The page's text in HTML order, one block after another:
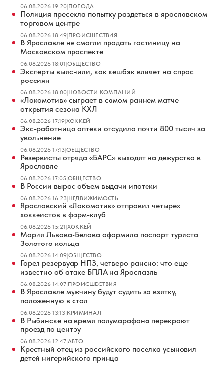
06.08.2026 19:20|ПОГОДА
Полиция пресекла попытку раздеться в ярославском
торговом центре
06.08.2026 18:49|ПРОИСШЕСТВИЯ
В Ярославле не смогли продать гостиницу на
Московском проспекте
06.08.2026 18:01|ОБЩЕСТВО
Эксперты выяснили, как кешбэк влияет на спрос
россиян
06.08.2026 18:00|НОВОСТИ КОМПАНИЙ
«Локомотив» сыграет в самом раннем матче
открытия сезона КХЛ
06.08.2026 17:19|ХОККЕЙ
Экс-работница аптеки отсудила почти 800 тысяч за
увольнение
06.08.2026 17:13|ОБЩЕСТВО
Резервисты отряда «БАРС» выходят на дежурство в
Ярославле
06.08.2026 17:05|ОБЩЕСТВО
В России вырос объем выдачи ипотеки
06.08.2026 16:23|НЕДВИЖИМОСТЬ
Ярославский «Локомотив» отправил четырех
хоккеистов в фарм-клуб
06.08.2026 15:21|ХОККЕЙ
Мария Львова-Белова оформила паспорт туриста
Золотого кольца
06.08.2026 14:09|ОБЩЕСТВО
Горел резервуар НПЗ, четверо ранено: что еще
известно об атаке БПЛА на Ярославль
06.08.2026 14:07|ПРОИСШЕСТВИЯ
В Ярославле мужчину будут судить за взятку,
положенную в стол
06.08.2026 13:13|КРИМИНАЛ
В Рыбинске на время полумарафона перекроют
проезд по центру
06.08.2026 12:47|АВТО
Крестный отец из российского поселка усыновил
детей нигерийского принца